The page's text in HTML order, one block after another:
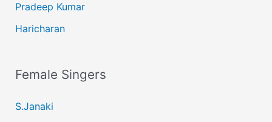
Pradeep Kumar
Haricharan
Female Singers
S.Janaki